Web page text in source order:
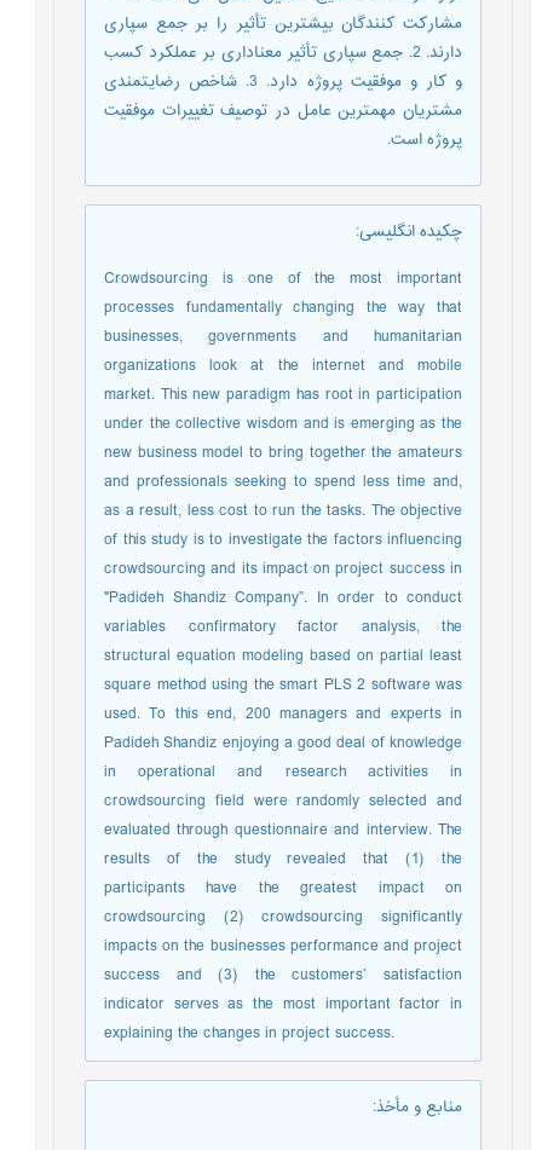
مشارکت کنندگان بیشترین تأثیر را بر جمع سپاری
دارند. 2. جمع سپاری تأثیر معناداری بر عملکرد کسب
و کار و موفقیت پروژه دارد. 3. شاخص رضایتمندی
مشتریان مهمترین عامل در توصیف تغییرات موفقیت
پروژه است.
چکیده انگلیسی:
Crowdsourcing is one of the most important
processes fundamentally changing the way that
businesses, governments and humanitarian
organizations look at the internet and mobile
market. This new paradigm has root in participation
under the collective wisdom and is emerging as the
new business model to bring together the amateurs
and professionals seeking to spend less time and,
as a result, less cost to run the tasks. The objective
of this study is to investigate the factors influencing
crowdsourcing and its impact on project success in
"Padideh Shandiz Company”. In order to conduct
variables confirmatory factor analysis, the
structural equation modeling based on partial least
square method using the smart PLS 2 software was
used. To this end, 200 managers and experts in
Padideh Shandiz enjoying a good deal of knowledge
in operational and research activities in
crowdsourcing field were randomly selected and
evaluated through questionnaire and interview. The
results of the study revealed that (1) the
participants have the greatest impact on
crowdsourcing (2) crowdsourcing significantly
impacts on the businesses performance and project
success and (3) the customers’ satisfaction
indicator serves as the most important factor in
explaining the changes in project success.
منابع و مأخذ: